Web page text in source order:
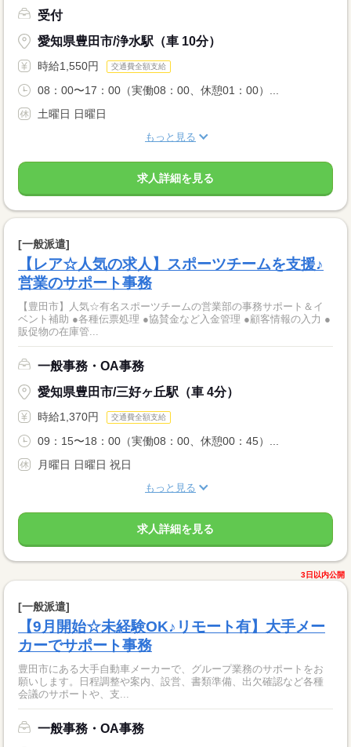
受付
愛知県豊田市/浄水駅（車 10分）
時給1,550円 交通費全額支給
08：00〜17：00（実働08：00、休憩01：00）...
土曜日 日曜日
もっと見る
求人詳細を見る
[一般派遣]
【レア☆人気の求人】スポーツチームを支援♪
営業のサポート事務
【豊田市】人気☆有名スポーツチームの営業部の事務サポート＆イ
ベント補助 ●各種伝票処理 ●協賛金など入金管理 ●顧客情報の入力 ●
販促物の在庫管...
一般事務・OA事務
愛知県豊田市/三好ヶ丘駅（車 4分）
時給1,370円 交通費全額支給
09：15〜18：00（実働08：00、休憩00：45）...
月曜日 日曜日 祝日
もっと見る
求人詳細を見る
3日以内公開
[一般派遣]
【9月開始☆未経験OK♪リモート有】大手メー
カーでサポート事務
豊田市にある大手自動車メーカーで、グループ業務のサポートをお
願いします。日程調整や案内、設営、書類準備、出欠確認など各種
会議のサポートや、支...
一般事務・OA事務